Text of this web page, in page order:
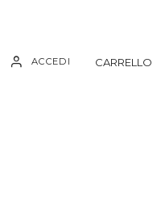
ACCEDI CARRELLO